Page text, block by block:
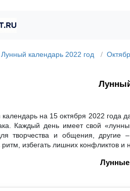
Лунный календарь 2022 год
на 15 октября 2022 года
Каждый день имеет свой
творчества и общения, другие
ритм, избегать лишних конфликтов
Лунные